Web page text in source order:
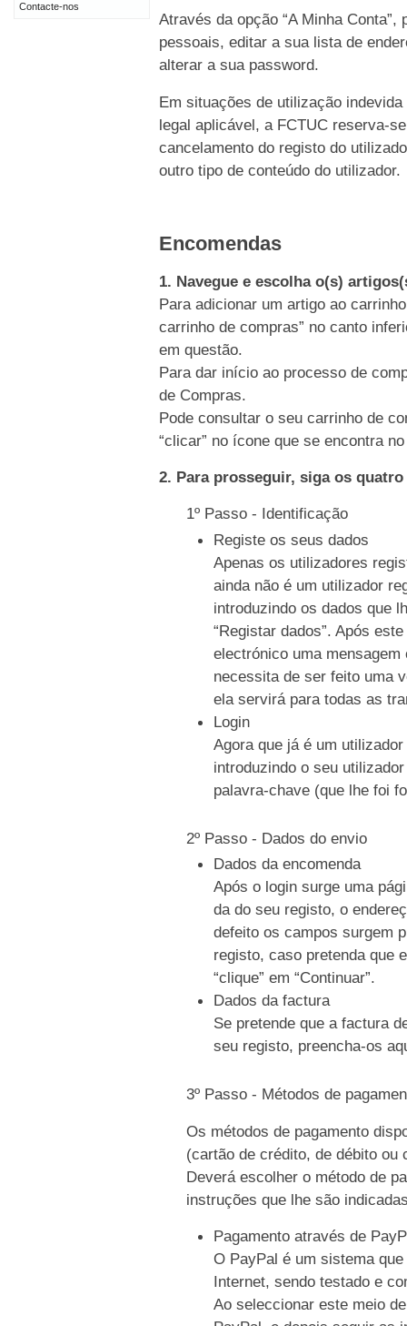
Através da opção “A Minha
pessoais, editar a sua lista de
alterar a sua password.
Em situações de utilização
legal aplicável, a FCTUC reserva-
cancelamento do registo do
outro tipo de conteúdo do utilizador.
Encomendas
1. Navegue e escolha o(s)
Para adicionar um artigo ao
carrinho de compras” no canto
em questão.
Para dar início ao processo de
de Compras.
Pode consultar o seu carrinho de
“clicar” no ícone que se encontra
2. Para prosseguir, siga os
1º Passo - Identificação
Registe os seus dados
Apenas os utilizadores
ainda não é um utilizador
introduzindo os dados que
“Registar dados”. Após
electrónico uma
necessita de ser feito uma
ela servirá para todas as
Login
Agora que já é um
introduzindo o seu
palavra-chave (que lhe foi
2º Passo - Dados do envio
Dados da encomenda
Após o login surge uma
da do seu registo, o
defeito os campos surgem
registo, caso pretenda que
“clique” em “Continuar”.
Dados da factura
Se pretende que a factura
seu registo, preencha-os
3º Passo - Métodos de
Os métodos de pagamento
(cartão de crédito, de débito ou
Deverá escolher o método de
instruções que lhe são
Pagamento através de
O PayPal é um sistema
Internet, sendo testado e
Ao seleccionar este meio
Contacte-nos